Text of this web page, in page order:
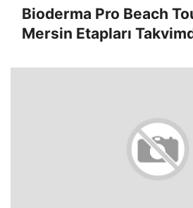
Bioderma Pro Beach
Mersin Etapları